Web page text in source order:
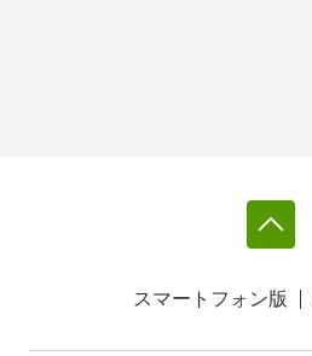
スマートフォン版